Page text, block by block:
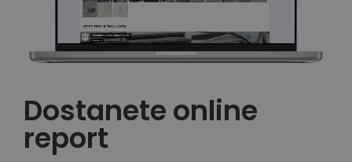
Dostanete online
report